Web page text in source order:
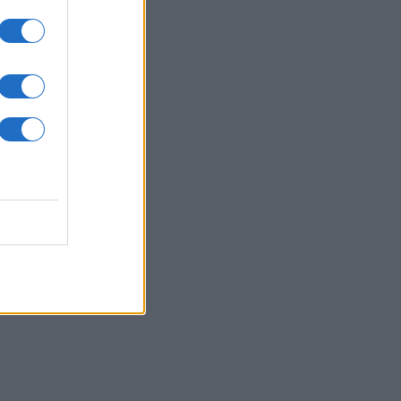
07/08/26 - 20:05
από Patriot η ουκρανική
βαλλιστικοί πύραυλοι
08/26 - 19:50
Τύπος: Γιατί οι Τούρκοι
08/26 - 19:43